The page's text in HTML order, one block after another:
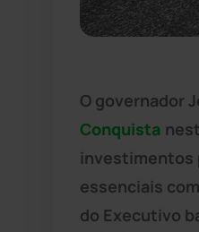
O governador
Conquista
investimentos
essenciais
do Executivo